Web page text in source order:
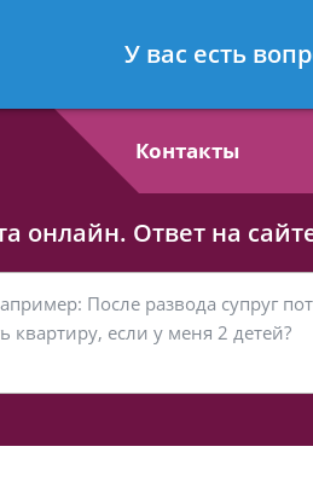
- Семейный юрист, специалист по
Контакты
онлайн. Ответ на
У вас есть